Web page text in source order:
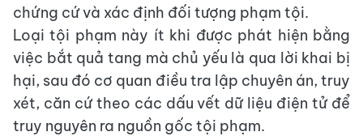
chứng cứ và xác định đối tượng phạm tội.
Loại tội phạm này ít khi được phát hiện bằng
việc bắt quả tang mà chủ yếu là qua lời khai bị
hại, sau đó cơ quan điều tra lập chuyên án, truy
xét, căn cứ theo các dấu vết dữ liệu điện tử để
truy nguyên ra nguồn gốc tội phạm.